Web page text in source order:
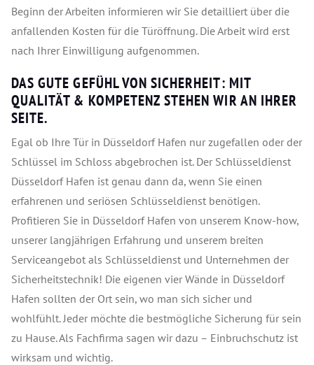
Beginn der Arbeiten informieren wir Sie detailliert über die
anfallenden Kosten für die Türöffnung. Die Arbeit wird erst
nach Ihrer Einwilligung aufgenommen.
DAS GUTE GEFÜHL VON SICHERHEIT: MIT
QUALITÄT & KOMPETENZ STEHEN WIR AN IHRER
SEITE.
Egal ob Ihre Tür in Düsseldorf Hafen nur zugefallen oder der
Schlüssel im Schloss abgebrochen ist. Der Schlüsseldienst
Düsseldorf Hafen ist genau dann da, wenn Sie einen
erfahrenen und seriösen Schlüsseldienst benötigen.
Profitieren Sie in Düsseldorf Hafen von unserem Know-how,
unserer langjährigen Erfahrung und unserem breiten
Serviceangebot als Schlüsseldienst und Unternehmen der
Sicherheitstechnik! Die eigenen vier Wände in Düsseldorf
Hafen sollten der Ort sein, wo man sich sicher und
wohlfühlt. Jeder möchte die bestmögliche Sicherung für sein
zu Hause. Als Fachfirma sagen wir dazu – Einbruchschutz ist
wirksam und wichtig.